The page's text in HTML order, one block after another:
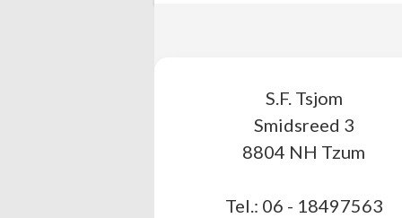
S.F. Tsjom
Smidsreed 3
8804 NH Tzum
Tel.: 06 - 18497563